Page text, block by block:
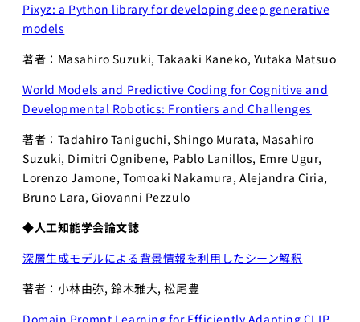
Pixyz: a Python library for developing deep generative
models
著者：Masahiro Suzuki, Takaaki Kaneko, Yutaka Matsuo
World Models and Predictive Coding for Cognitive and
Developmental Robotics: Frontiers and Challenges
著者：Tadahiro Taniguchi, Shingo Murata, Masahiro
Suzuki, Dimitri Ognibene, Pablo Lanillos, Emre Ugur,
Lorenzo Jamone, Tomoaki Nakamura, Alejandra Ciria,
Bruno Lara, Giovanni Pezzulo
◆人工知能学会論文誌
深層生成モデルによる背景情報を利用したシーン解釈
著者：小林由弥, 鈴木雅大, 松尾豊